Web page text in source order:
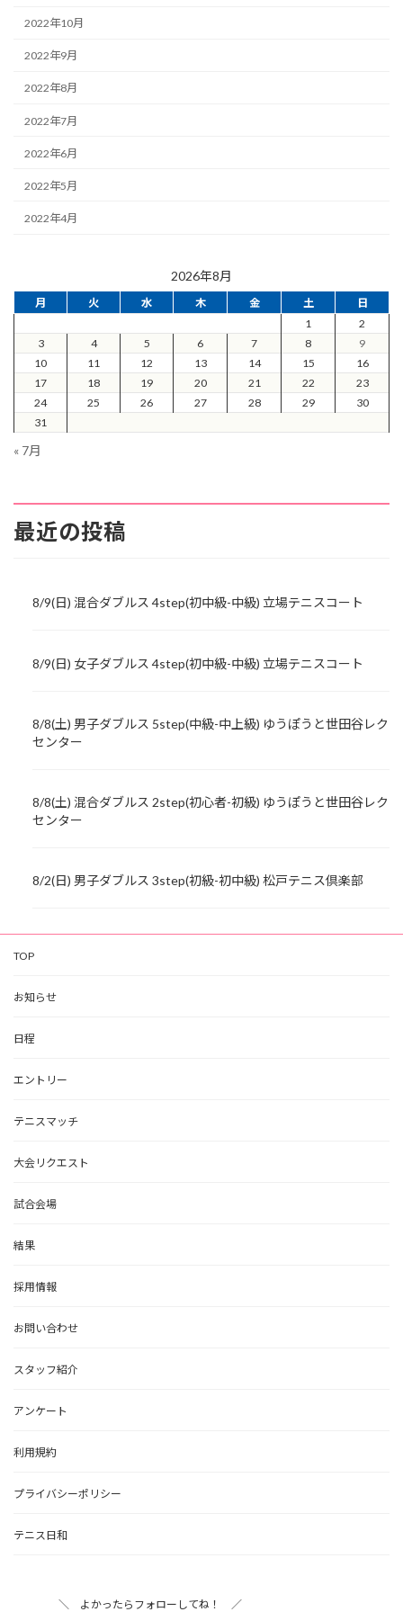
2022年10月
2022年9月
2022年8月
2022年7月
2022年6月
2022年5月
2022年4月
2026年8月
月 火 水 木 金 土
日
1
2
3
4 5 6 7 8
9
10
11 12 13 14 15
16
17
18 19 20 21 22
23
24
25 26 27 28 29
30
31
« 7月
最近の投稿
8/9(日) 混合ダブルス 4step(初中級-中級) 立場テニスコート
8/9(日) 女子ダブルス 4step(初中級-中級) 立場テニスコート
8/8(土) 男子ダブルス 5step(中級-中上級) ゆうぽうと世田谷レク
センター
8/8(土) 混合ダブルス 2step(初心者-初級) ゆうぽうと世田谷レク
センター
8/2(日) 男子ダブルス 3step(初級-初中級) 松戸テニス倶楽部
TOP
お知らせ
日程
エントリー
テニスマッチ
大会リクエスト
試合会場
結果
採用情報
お問い合わせ
スタッフ紹介
アンケート
利用規約
プライバシーポリシー
テニス日和
＼ よかったらフォローしてね！ ／